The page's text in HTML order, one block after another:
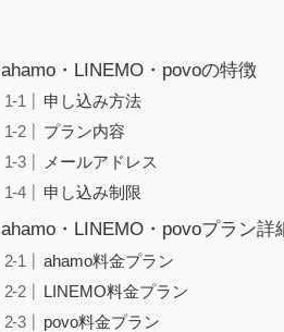
ahamo・LINEMO・povoの特徴
申し込み方法
プラン内容
メールアドレス
申し込み制限
ahamo・LINEMO・povoプラン詳
ahamo料金プラン
LINEMO料金プラン
povo料金プラン